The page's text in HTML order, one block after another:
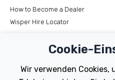
How to Become a Dealer
Wisper Hire Locator
FAQs
Cookie-
Wir verwenden Cookies,